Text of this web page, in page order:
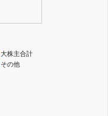
大株主合計
その他